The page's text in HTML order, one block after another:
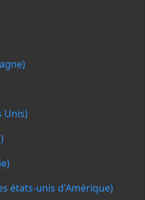
Unis)
états-unis d'Amérique)